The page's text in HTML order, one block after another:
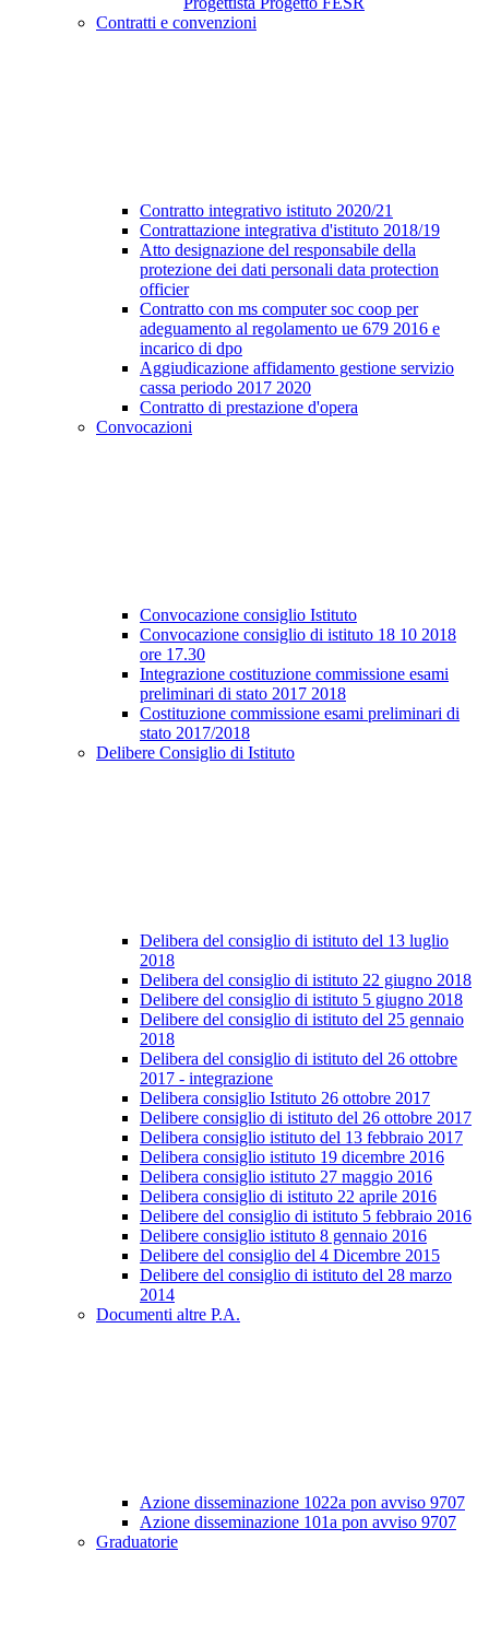
Contratti e convenzioni
Contratto integrativo istituto 2020/21
Contrattazione integrativa d'istituto 2018/19
Atto designazione del responsabile della
protezione dei dati personali data protection
officier
Contratto con ms computer soc coop per
adeguamento al regolamento ue 679 2016 e
incarico di dpo
Aggiudicazione affidamento gestione servizio
cassa periodo 2017 2020
Contratto di prestazione d'opera
Convocazioni
Convocazione consiglio Istituto
Convocazione consiglio di istituto 18 10 2018
ore 17.30
Integrazione costituzione commissione esami
preliminari di stato 2017 2018
Costituzione commissione esami preliminari di
stato 2017/2018
Delibere Consiglio di Istituto
Delibera del consiglio di istituto del 13 luglio
2018
Delibera del consiglio di istituto 22 giugno 2018
Delibere del consiglio di istituto 5 giugno 2018
Delibere del consiglio di istituto del 25 gennaio
2018
Delibera del consiglio di istituto del 26 ottobre
2017 - integrazione
Delibera consiglio Istituto 26 ottobre 2017
Delibere consiglio di istituto del 26 ottobre 2017
Delibera consiglio istituto del 13 febbraio 2017
Delibera consiglio istituto 19 dicembre 2016
Delibera consiglio istituto 27 maggio 2016
Delibera consiglio di istituto 22 aprile 2016
Delibere del consiglio di istituto 5 febbraio 2016
Delibere consiglio istituto 8 gennaio 2016
Delibere del consiglio del 4 Dicembre 2015
Delibere del consiglio di istituto del 28 marzo
2014
Documenti altre P.A.
Azione disseminazione 1022a pon avviso 9707
Azione disseminazione 101a pon avviso 9707
Graduatorie